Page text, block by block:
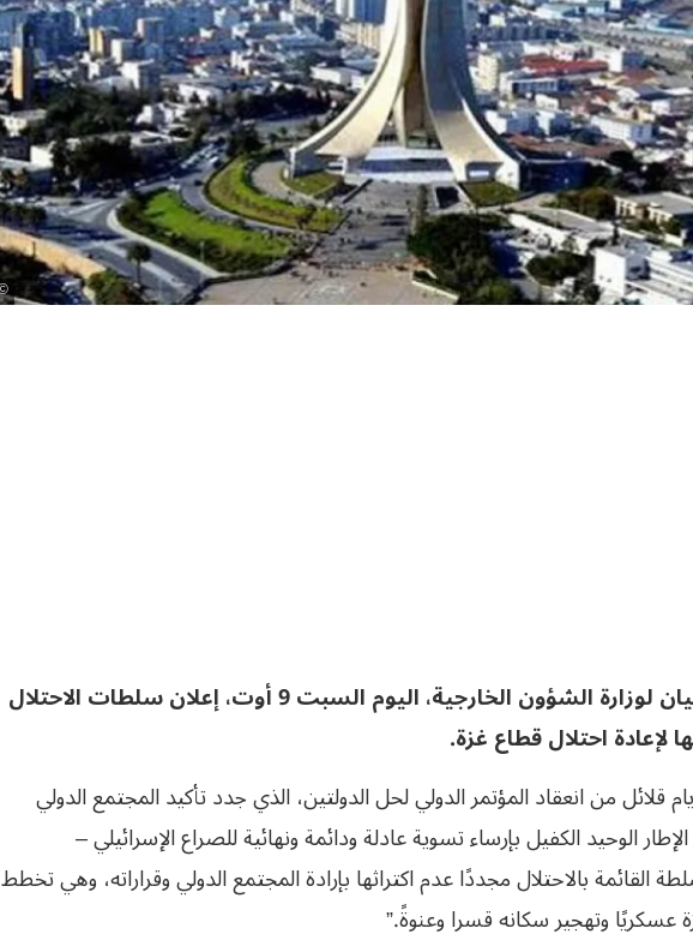
أدانت الجزائر، عبر بيان لوزارة الشؤون الخارجية، اليوم السبت 9 أوت، إعلان سلطات الاحتلال
لإعادة احتلال قطاع غزة.
قلائل من انعقاد المؤتمر الدولي لحل الدولتين، الذي جدد تأكيد المجتمع الدولي
الوحيد الكفيل بإرساء تسوية عادلة ودائمة ونهائية للصراع الإسرائيلي –
القائمة بالاحتلال مجددًا عدم اكتراثها بإرادة المجتمع الدولي وقراراته، وهي تخطط
عسكريًا وتهجير سكانه قسرا وعنوةً.”